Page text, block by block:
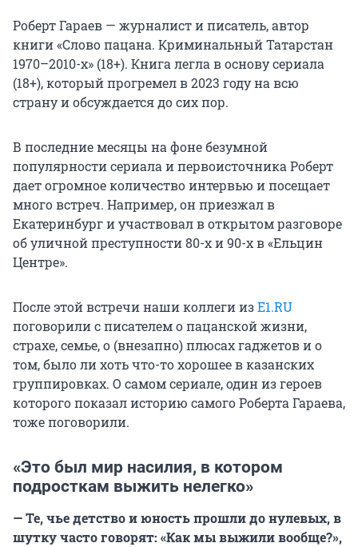
Роберт Гараев — журналист и писатель, автор
книги «Слово пацана. Криминальный Татарстан
1970–2010-х» (18+). Книга легла в основу сериала
(18+), который прогремел в 2023 году на всю
страну и обсуждается до сих пор.
В последние месяцы на фоне безумной
популярности сериала и первоисточника Роберт
дает огромное количество интервью и посещает
много встреч. Например, он приезжал в
Екатеринбург и участвовал в открытом разговоре
об уличной преступности 80-х и 90-х в «Ельцин
Центре».
После этой встречи наши коллеги изE1.RU
поговорили с писателем о пацанской жизни,
страхе, семье, о (внезапно) плюсах гаджетов и о
том, было ли хоть что-то хорошее в казанских
группировках. О самом сериале, один из героев
которого показал историю самого Роберта Гараева,
тоже поговорили.
«Это был мир насилия, в котором
подросткам выжить нелегко»
— Те, чье детство и юность прошли до нулевых, в
шутку часто говорят: «Как мы выжили вообще?»,